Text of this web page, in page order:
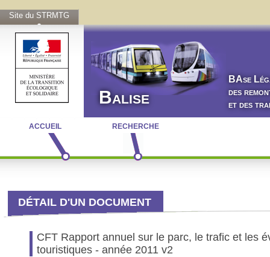
Site du STRMTG
Balise
BAse L
des
et des
ACCUEIL RECHERCHE
DÉTAIL D'UN DOCUMENT
CFT Rapport annuel sur le parc, le trafic et les
touristiques - année 2011 v2